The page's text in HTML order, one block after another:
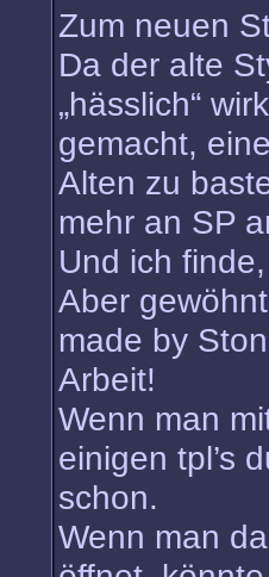
Zum neuen
Da der alte
„hässlich“
gemacht,
Alten zu
mehr an SP
Und ich
Aber
made by
Arbeit!
Wenn man
einigen tpl’s
schon.
Wenn man